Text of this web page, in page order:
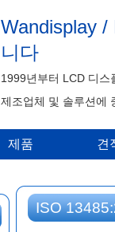
Wandisplay
니다
1999년부터 LCD 디스
제조업체 및 솔루션에
제품 견
ISO